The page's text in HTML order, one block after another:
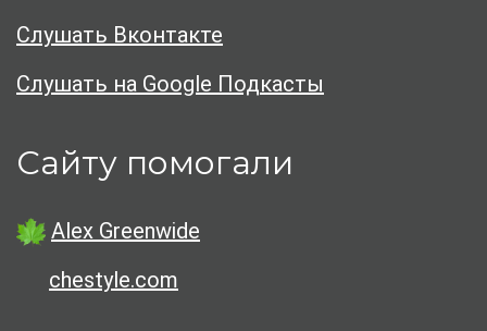
Слушать Вконтакте
Слушать на Google Подкасты
Сайту помогали
Alex Greenwide
chestyle.com